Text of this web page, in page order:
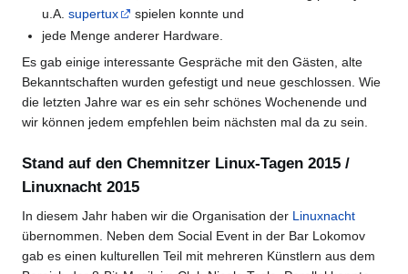
u.A.supertux
spielen konnte und
jede Menge anderer Hardware.
Es gab einige interessante Gespräche mit den Gästen, alte
Bekanntschaften wurden gefestigt und neue geschlossen. Wie
die letzten Jahre war es ein sehr schönes Wochenende und
wir können jedem empfehlen beim nächsten mal da zu sein.
Stand auf den Chemnitzer Linux-Tagen 2015 /
Linuxnacht 2015
In diesem Jahr haben wir die Organisation der Linuxnacht
übernommen. Neben dem Social Event in der Bar Lokomov
gab es einen kulturellen Teil mit mehreren Künstlern aus dem